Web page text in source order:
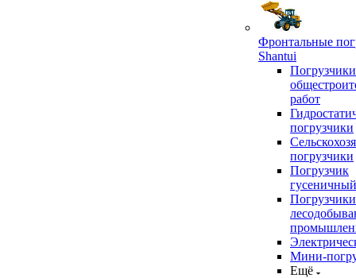
Фронтальные
Shantui
работ
погрузчики
погрузчики
Погрузчик
гусеничный
Мини-
Ещё